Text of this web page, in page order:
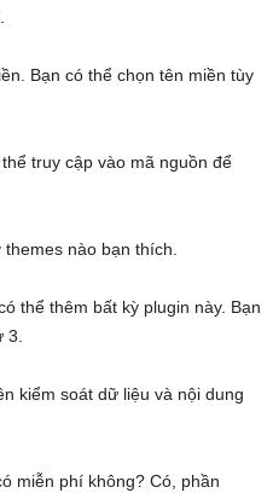
Bạn có thể chọn tên miền tùy
truy cập vào mã nguồn để
nào bạn thích.
thể thêm bất kỳ plugin này. Bạn
3.
kiểm soát dữ liệu và nội dung
miễn phí không? Có, phần